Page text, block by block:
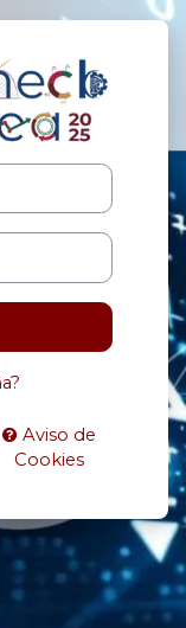
a
Aviso de
Cookies